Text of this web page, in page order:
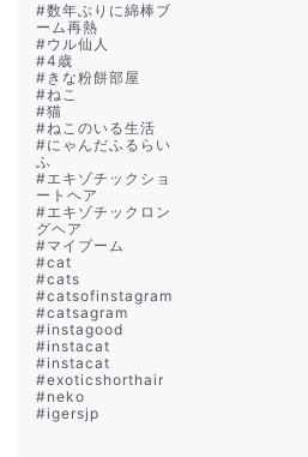
#数年ぶりに綿棒ブ
ーム再熱
#ウル仙人
#4歳
# きな粉餅部屋
#ねこ
#猫
#ねこのいる生活
#にゃんだふるらい
ふ
#エキゾチックショ
ートヘア
#エキゾチックロン
グヘア
#マイブーム
#cat
#cats
#catsofinstagram
#catsagram
#instagood
#instacat
#instacat
#exoticshorthair
#neko
#igersjp